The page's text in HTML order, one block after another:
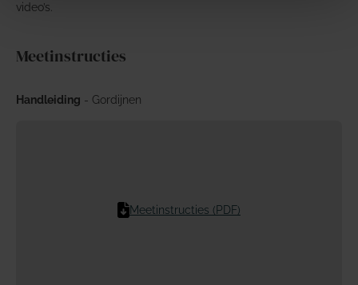
video’s.
Meetinstructies
Handleiding - Gordijnen
Meetinstructies (PDF)